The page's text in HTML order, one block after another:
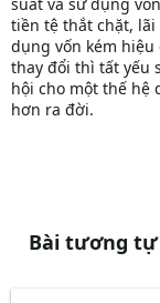
tiền tệ thắt chặt, lãi
dụng vốn kém hiệu
thay đổi thì tất yếu
hội cho một thế hệ
hơn ra đời.
Bài tương